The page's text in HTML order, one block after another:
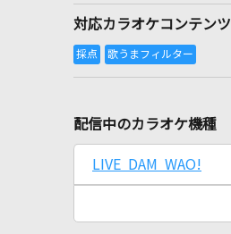
対応カラオケコンテンツ
配信中のカラオケ機種
LIVE DAM WAO!